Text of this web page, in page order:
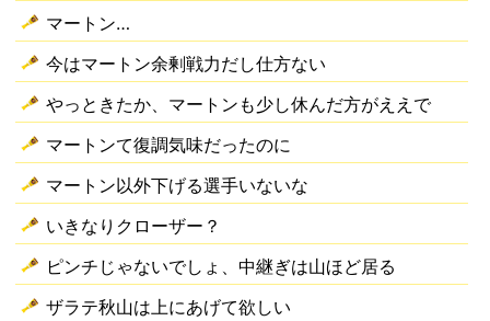
マートン…
今はマートン余剰戦力だし仕方ない
やっときたか、マートンも少し休んだ方がええで
マートンて復調気味だったのに
マートン以外下げる選手いないな
いきなりクローザー？
ピンチじゃないでしょ、中継ぎは山ほど居る
ザラテ秋山は上にあげて欲しい